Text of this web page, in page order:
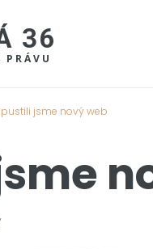
36
PRÁVU
jsme nový web